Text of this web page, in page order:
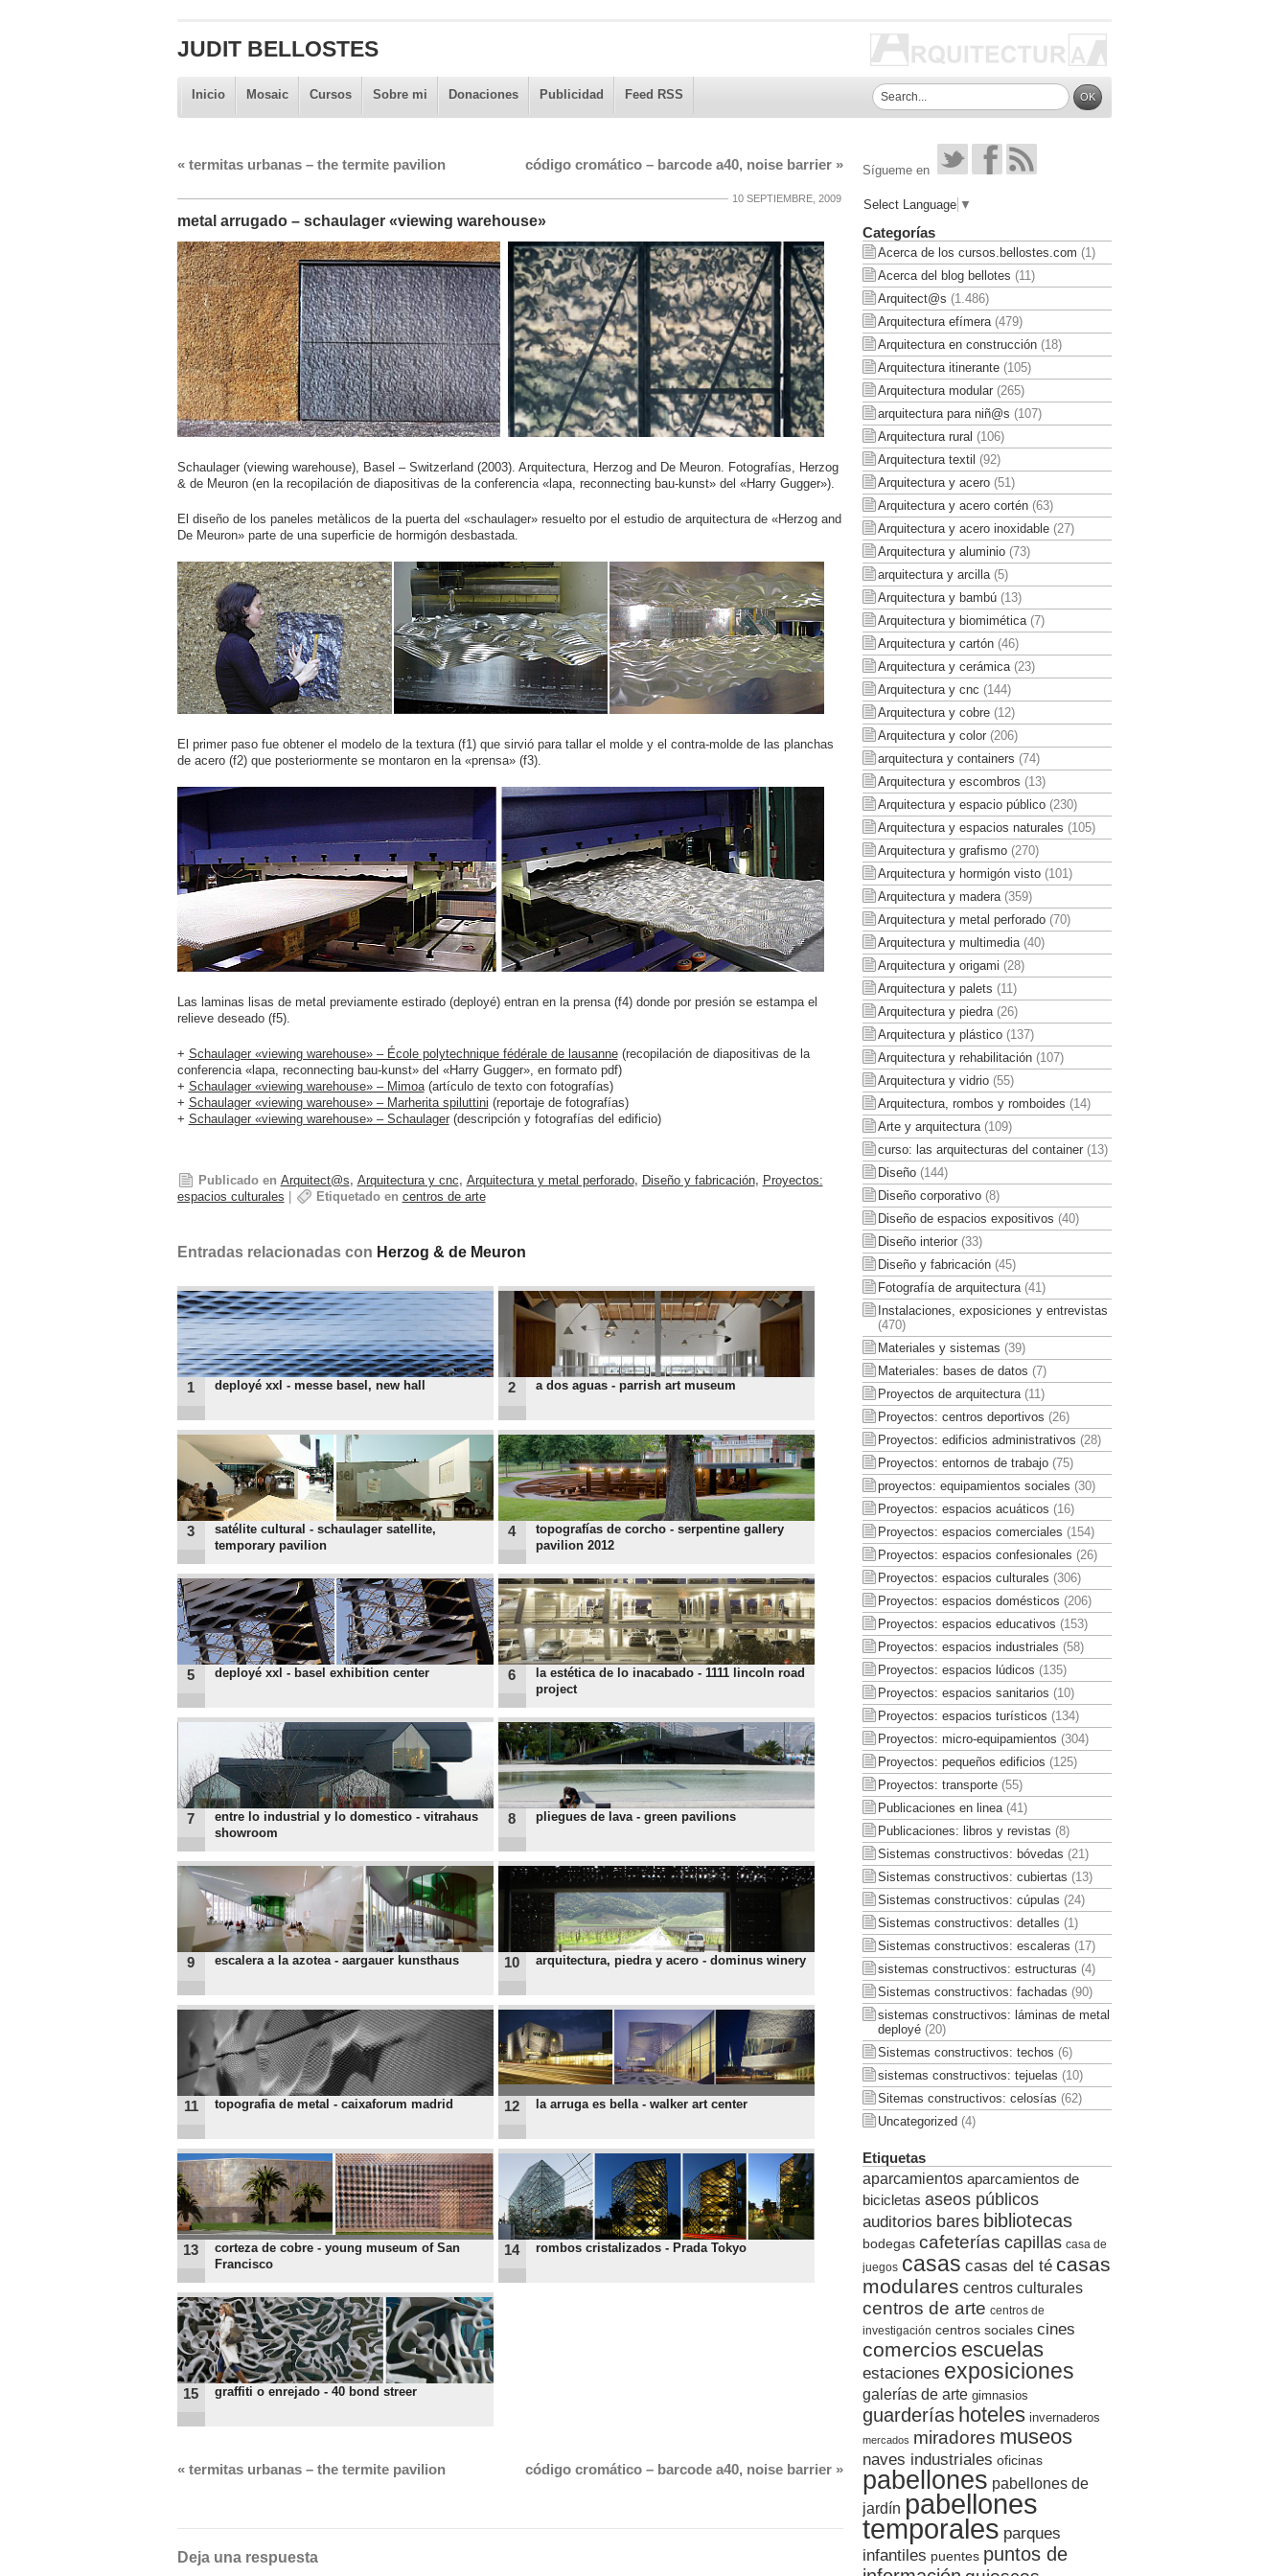
JUDIT BELLOSTES
Inicio Mosaic Cursos Sobre mi Donaciones Publicidad Feed RSS
«termitas urbanas – the termite pavilion código cromático – barcode a40, noise barrier »
10 SEPTIEMBRE, 2009
metal arrugado – schaulager «viewing warehouse»
Schaulager (viewing warehouse), Basel – Switzerland (2003). Arquitectura, Herzog and De Meuron. Fotografías, Herzog
& de Meuron (en la recopilación de diapositivas de la conferencia «lapa, reconnecting bau-kunst» del «Harry Gugger»).
El diseño de los paneles metàlicos de la puerta del «schaulager» resuelto por el estudio de arquitectura de «Herzog and
De Meuron» parte de una superficie de hormigón desbastada.
El primer paso fue obtener el modelo de la textura (f1) que sirvió para tallar el molde y el contra-molde de las planchas
de acero (f2) que posteriormente se montaron en la «prensa» (f3).
Las laminas lisas de metal previamente estirado (deployé) entran en la prensa (f4) donde por presión se estampa el
relieve deseado (f5).
+ Schaulager «viewing warehouse» – École polytechnique fédérale de lausanne(recopilación de diapositivas de la
conferencia «lapa, reconnecting bau-kunst» del «Harry Gugger», en formato pdf)
+ Schaulager «viewing warehouse» – Mimoa(artículo de texto con fotografías)
+ Schaulager «viewing warehouse» – Marherita spiluttini (reportaje de fotografías)
+ Schaulager «viewing warehouse» – Schaulager(descripción y fotografías del edificio)
Publicado en Arquitect@s, Arquitectura y cnc, Arquitectura y metal perforado, Diseño y fabricación, Proyectos:
espacios culturales
Etiquetado en centros de arte
Entradas relacionadas con Herzog & de Meuron
1 deployé xxl - messe basel, new hall 2 a dos aguas - parrish art museum
3
satélite cultural - schaulager satellite,
temporary pavilion
4
topografías de corcho - serpentine gallery
pavilion 2012
5 deployé xxl - basel exhibition center 6
la estética de lo inacabado - 1111 lincoln road
project
7
entre lo industrial y lo domestico - vitrahaus
showroom
8 pliegues de lava - green pavilions
9 escalera a la azotea - aargauer kunsthaus 10 arquitectura, piedra y acero - dominus winery
11 topografia de metal - caixaforum madrid 12 la arruga es bella - walker art center
13
corteza de cobre - young museum of San
Francisco
14 rombos cristalizados - Prada Tokyo
15 graffiti o enrejado - 40 bond streer
«termitas urbanas – the termite pavilion código cromático – barcode a40, noise barrier »
Deja una respuesta
Sígueme en
Select Language ▼
Categorías
Acerca de los cursos.bellostes.com (1)
Acerca del blog bellotes (11)
Arquitect@s (1.486)
Arquitectura efímera(479)
Arquitectura en construcción(18)
Arquitectura itinerante(105)
Arquitectura modular(265)
arquitectura para niñ@s (107)
Arquitectura rural (106)
Arquitectura textil (92)
Arquitectura y acero(51)
Arquitectura y acero cortén(63)
Arquitectura y acero inoxidable(27)
Arquitectura y aluminio(73)
arquitectura y arcilla(5)
Arquitectura y bambú(13)
Arquitectura y biomimética(7)
Arquitectura y cartón(46)
Arquitectura y cerámica(23)
Arquitectura y cnc (144)
Arquitectura y cobre(12)
Arquitectura y color(206)
arquitectura y containers (74)
Arquitectura y escombros (13)
Arquitectura y espacio público(230)
Arquitectura y espacios naturales (105)
Arquitectura y grafismo(270)
Arquitectura y hormigón visto(101)
Arquitectura y madera(359)
Arquitectura y metal perforado(70)
Arquitectura y multimedia(40)
Arquitectura y origami (28)
Arquitectura y palets (11)
Arquitectura y piedra(26)
Arquitectura y plástico(137)
Arquitectura y rehabilitación(107)
Arquitectura y vidrio(55)
Arquitectura, rombos y romboides (14)
Arte y arquitectura(109)
curso: las arquitecturas del container(13)
Diseño(144)
Diseño corporativo(8)
Diseño de espacios expositivos (40)
Diseño interior(33)
Diseño y fabricación(45)
Fotografía de arquitectura(41)
Instalaciones, exposiciones y entrevistas
(470)
Materiales y sistemas (39)
Materiales: bases de datos (7)
Proyectos de arquitectura(11)
Proyectos: centros deportivos (26)
Proyectos: edificios administrativos (28)
Proyectos: entornos de trabajo(75)
proyectos: equipamientos sociales (30)
Proyectos: espacios acuáticos (16)
Proyectos: espacios comerciales (154)
Proyectos: espacios confesionales (26)
Proyectos: espacios culturales (306)
Proyectos: espacios domésticos (206)
Proyectos: espacios educativos (153)
Proyectos: espacios industriales (58)
Proyectos: espacios lúdicos (135)
Proyectos: espacios sanitarios (10)
Proyectos: espacios turísticos (134)
Proyectos: micro-equipamientos (304)
Proyectos: pequeños edificios (125)
Proyectos: transporte(55)
Publicaciones en linea(41)
Publicaciones: libros y revistas (8)
Sistemas constructivos: bóvedas (21)
Sistemas constructivos: cubiertas (13)
Sistemas constructivos: cúpulas (24)
Sistemas constructivos: detalles (1)
Sistemas constructivos: escaleras (17)
sistemas constructivos: estructuras (4)
Sistemas constructivos: fachadas (90)
sistemas constructivos: láminas de metal
deployé(20)
Sistemas constructivos: techos (6)
sistemas constructivos: tejuelas (10)
Sitemas constructivos: celosías (62)
Uncategorized (4)
Etiquetas
aparcamientos aparcamientos de
bicicletas aseos públicos
auditorios bares bibliotecas
bodegas cafeterías capillas casa de
juegos casas casas del té casas
modulares centros culturales
centros de arte centros de
investigación centros sociales cines
comercios escuelas
estaciones exposiciones
galerías de arte gimnasios
guarderías hoteles invernaderos
mercados miradores museos
naves industriales oficinas
pabellones pabellones de
jardín pabellones
temporales parques
infantiles puentes puntos de